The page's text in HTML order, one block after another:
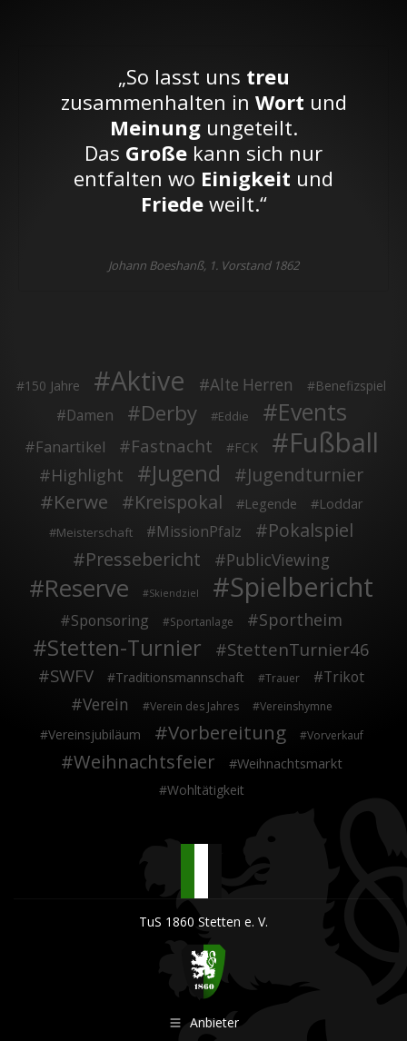
„So lasst uns treu
zusammenhalten in Wort und
Meinungungeteilt.
Das Große kann sich nur
entfalten wo Einigkeit und
Friedeweilt.“
Johann Boeshanß, 1. Vorstand 1862
150 Jahre Aktive Alte Herren Benefizspiel
Damen Derby Eddie Events
Fanartikel Fastnacht FCK Fußball
Highlight Jugend Jugendturnier
Kerwe Kreispokal Legende Loddar
Meisterschaft MissionPfalz
Pokalspiel
Pressebericht
PublicViewing
Reserve Skiendziel Spielbericht
Sponsoring Sportanlage Sportheim
Stetten-Turnier
StettenTurnier46
SWFV
Traditionsmannschaft Trauer Trikot
Verein Verein des Jahres Vereinshymne
Vereinsjubiläum Vorbereitung Vorverkauf
Weihnachtsfeier Weihnachtsmarkt
Wohltätigkeit
TuS 1860 Stetten e. V.
Anbieter